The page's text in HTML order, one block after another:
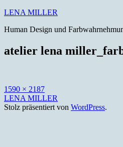
Zum
springen
LENA MILLER
Human Design und
atelier lena
Originalgröße
1590 × 2187
LENA MILLER
Stolz präsentiert von WordPress.